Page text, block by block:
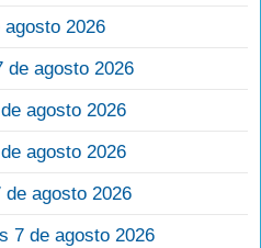
2026
de agosto 2026
agosto 2026
agosto 2026
agosto 2026
7 de agosto 2026